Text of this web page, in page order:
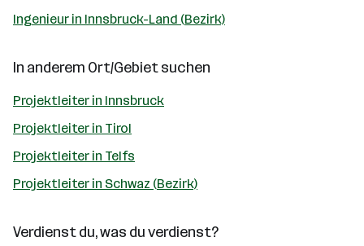
Ingenieur in Innsbruck-Land (Bezirk)
In anderem Ort/Gebiet suchen
Projektleiter in Innsbruck
Projektleiter in Tirol
Projektleiter in Telfs
Projektleiter in Schwaz (Bezirk)
Verdienst du, was du verdienst?